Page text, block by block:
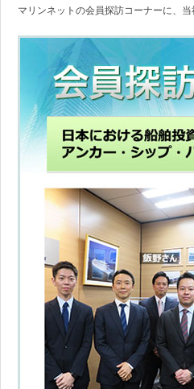
マリンネットの会員探訪コーナーに、当